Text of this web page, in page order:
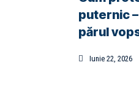
puternic
părul
Iunie 22, 2026